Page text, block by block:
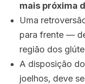
mais próxima
Uma
para frente —
região dos
A disposição
joelhos, deve